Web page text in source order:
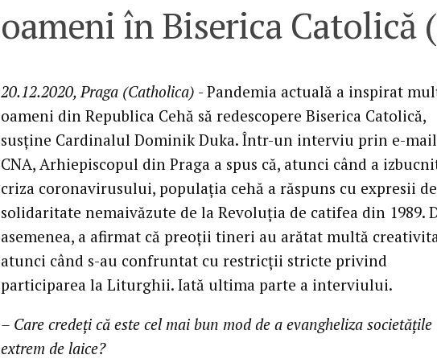
oameni în Biserica Catolică
20.12.2020, Praga (Catholica) - Pandemia actuală a inspirat
oameni din Republica Cehă să redescopere Biserica Catolică,
susține Cardinalul Dominik Duka. Într-un interviu prin e-
CNA, Arhiepiscopul din Praga a spus că, atunci când a
criza coronavirusului, populația cehă a răspuns cu expresii de
solidaritate nemaivăzute de la Revoluția de catifea din 1989.
asemenea, a afirmat că preoții tineri au arătat multă
atunci când s-au confruntat cu restricții stricte privind
participarea la Liturghii. Iată ultima parte a interviului.
– Care credeți că este cel mai bun mod de a evangheliza societățile
extrem de laice?